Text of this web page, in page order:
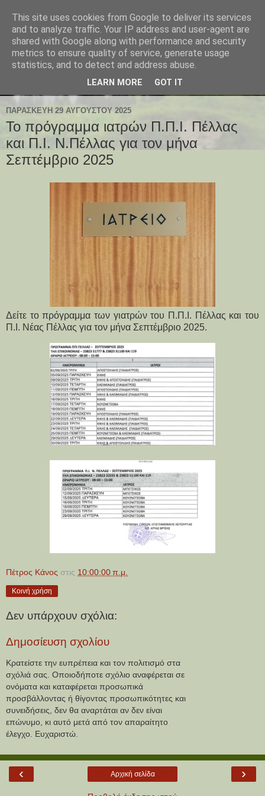
ΠΑΡΑΣΚΕΥΉ 29 ΑΥΓΟΎΣΤΟΥ 2025
Το πρόγραμμα ιατρών Π.Π.Ι. Πέλλας
και Π.Ι. Ν.Πέλλας για τον μήνα
Σεπτέμβριο 2025
Δείτε το πρόγραμμα των γιατρών του Π.Π.Ι. Πέλλας και του
Π.Ι. Νέας Πέλλας για τον μήνα Σεπτέμβριο 2025.
Πέτρος Κάνος στις 10:00:00 π.μ.
Κοινή χρήση
Δεν υπάρχουν σχόλια:
Δημοσίευση σχολίου
Κρατείστε την ευπρέπεια και τον πολιτισμό στα
σχόλιά σας. Οποιοδήποτε σχόλιο αναφέρεται σε
ονόματα και καταφέρεται προσωπικά
προσβάλλοντας ή θίγοντας προσωπικότητες και
συνειδήσεις, δεν θα αναρτάται αν δεν είναι
επώνυμο, κι αυτό μετά από τον απαραίτητο
έλεγχο. Ευχαριστώ.
‹ ›
Αρχική σελίδα
This site uses cookies from Google to deliver its services
and to analyze traffic. Your IP address and user-agent are
shared with Google along with performance and security
metrics to ensure quality of service, generate usage
statistics, and to detect and address abuse.
LEARN MORE GOT IT